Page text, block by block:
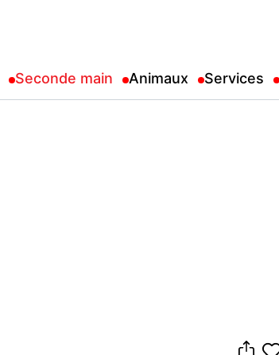
Seconde main Animaux Services